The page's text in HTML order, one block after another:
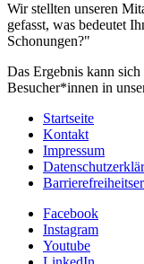
Wir stellten unseren
gefasst, was bedeutet
Schonungen?"
Das Ergebnis kann
Besucher*innen in
Startseite
Kontakt
Impressum
Facebook
Instagram
Youtube